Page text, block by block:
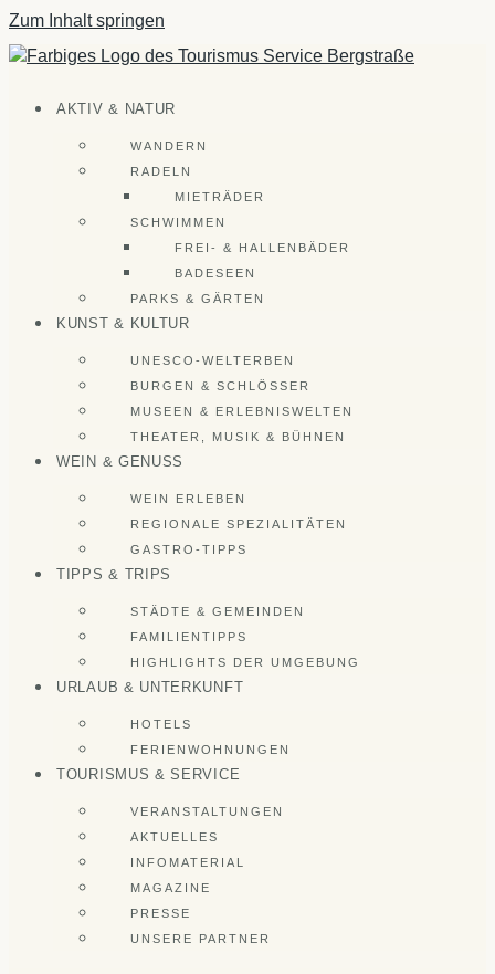
Zum Inhalt springen
AKTIV & NATUR
WANDERN
RADELN
MIETRÄDER
SCHWIMMEN
FREI- & HALLENBÄDER
BADESEEN
PARKS & GÄRTEN
KUNST & KULTUR
UNESCO-WELTERBEN
BURGEN & SCHLÖSSER
MUSEEN & ERLEBNISWELTEN
THEATER, MUSIK & BÜHNEN
WEIN & GENUSS
WEIN ERLEBEN
REGIONALE SPEZIALITÄTEN
GASTRO-TIPPS
TIPPS & TRIPS
STÄDTE & GEMEINDEN
FAMILIENTIPPS
HIGHLIGHTS DER UMGEBUNG
URLAUB & UNTERKUNFT
HOTELS
FERIENWOHNUNGEN
TOURISMUS & SERVICE
VERANSTALTUNGEN
AKTUELLES
INFOMATERIAL
MAGAZINE
PRESSE
UNSERE PARTNER